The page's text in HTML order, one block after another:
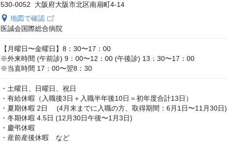
530-0052 大阪府大阪市北区南扇町4-14
地図で確認
医誠会国際総合病院
【月曜日〜金曜日】8：30〜17：00
※外来時間 (午前診) 9：00〜12：00 (午後診) 13：30〜17：00
※当直時間 17：00〜翌8：30
・土曜日、日曜日、祝日
・有給休暇（入職後3日＋入職半年後10日＝初年度合計13日）
・夏期休暇 2日　 (4月末までに入職の方、取得期間：6月1日〜11月30日)
・冬期休暇 4.5日 (12月30日午後〜1月3日)
・慶弔休暇
・産前産後休暇　など